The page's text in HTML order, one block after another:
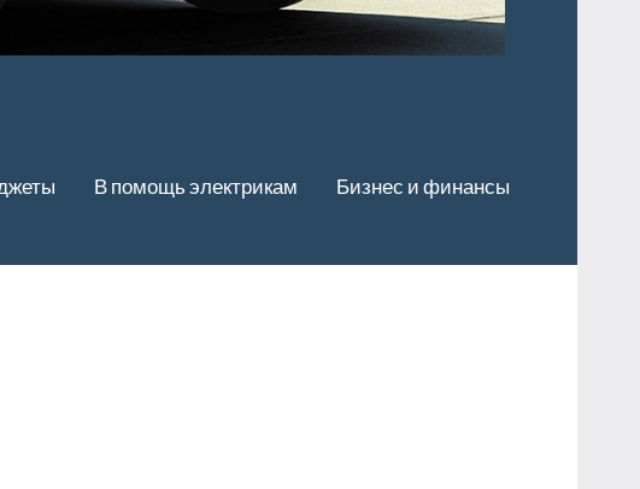
В помощь электрикам Бизнес и финансы